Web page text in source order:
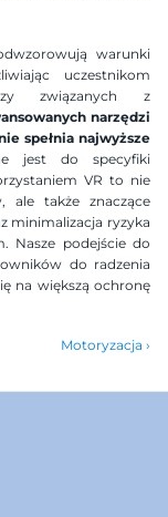
warunki
uczestnikom
związanych z
narzędzi
spełnia najwyższe
jest do specyfiki
VR to nie
ale także znaczące
minimalizacja ryzyka
Nasze podejście do
do radzenia
na większą ochronę
Motoryzacja ›